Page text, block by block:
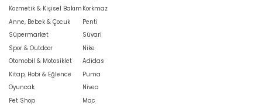
Kozmetik & Kişisel Bakım
Anne, Bebek & Çocuk
Süpermarket
Spor & Outdoor
Otomobil & Motosiklet
Kitap, Hobi & Eğlence
Oyuncak
Pet Shop
Korkmaz
Penti
Süvari
Nike
Adidas
Puma
Nivea
Mac